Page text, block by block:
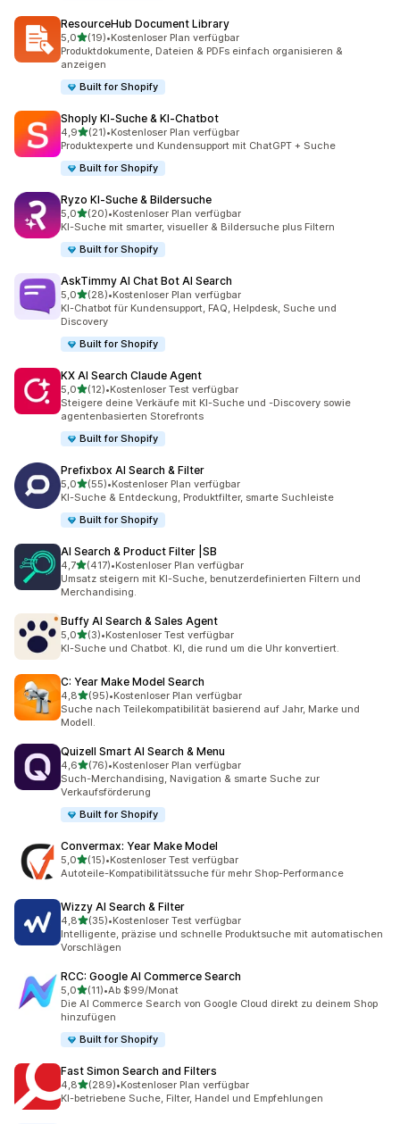
ResourceHub Document Library
5,0von 5 Sternen
(19)
19 Rezensionen insgesamt
•Kostenloser Plan verfügbar
Produktdokumente, Dateien & PDFs einfach organisieren &
anzeigen
Built for Shopify
Shoply KI‑Suche & KI‑Chatbot
4,9von 5 Sternen
(21)
21 Rezensionen insgesamt
•Kostenloser Plan verfügbar
Produktexperte und Kundensupport mit ChatGPT + Suche
Built for Shopify
Ryzo KI‑Suche & Bildersuche
5,0von 5 Sternen
(20)
20 Rezensionen insgesamt
•Kostenloser Plan verfügbar
KI-Suche mit smarter, visueller & Bildersuche plus Filtern
Built for Shopify
AskTimmy AI Chat Bot AI Search
5,0von 5 Sternen
(28)
28 Rezensionen insgesamt
•Kostenloser Plan verfügbar
KI-Chatbot für Kundensupport, FAQ, Helpdesk, Suche und
Discovery
Built for Shopify
KX AI Search Claude Agent
5,0von 5 Sternen
(12)
12 Rezensionen insgesamt
•Kostenloser Test verfügbar
Steigere deine Verkäufe mit KI-Suche und -Discovery sowie
agentenbasierten Storefronts
Built for Shopify
Prefixbox AI Search & Filter
5,0von 5 Sternen
(55)
55 Rezensionen insgesamt
•Kostenloser Plan verfügbar
KI-Suche & Entdeckung, Produktfilter, smarte Suchleiste
Built for Shopify
AI Search & Product Filter |SB
4,7von 5 Sternen
(417)
417 Rezensionen insgesamt
•Kostenloser Plan verfügbar
Umsatz steigern mit KI-Suche, benutzerdefinierten Filtern und
Merchandising.
Buffy AI Search & Sales Agent
5,0von 5 Sternen
(3)
3 Rezensionen insgesamt
•Kostenloser Test verfügbar
KI-Suche und Chatbot. KI, die rund um die Uhr konvertiert.
C: Year Make Model Search
4,8von 5 Sternen
(95)
95 Rezensionen insgesamt
•Kostenloser Plan verfügbar
Suche nach Teilekompatibilität basierend auf Jahr, Marke und
Modell.
Quizell Smart AI Search & Menu
4,6von 5 Sternen
(76)
76 Rezensionen insgesamt
•Kostenloser Plan verfügbar
Such-Merchandising, Navigation & smarte Suche zur
Verkaufsförderung
Built for Shopify
Convermax: Year Make Model
5,0von 5 Sternen
(15)
15 Rezensionen insgesamt
•Kostenloser Test verfügbar
Autoteile-Kompatibilitätssuche für mehr Shop-Performance
Wizzy AI Search & Filter
4,8von 5 Sternen
(35)
35 Rezensionen insgesamt
•Kostenloser Test verfügbar
Intelligente, präzise und schnelle Produktsuche mit automatischen
Vorschlägen
RCC: Google AI Commerce Search
5,0von 5 Sternen
(11)
11 Rezensionen insgesamt
•Ab $99/Monat
Die AI Commerce Search von Google Cloud direkt zu deinem Shop
hinzufügen
Built for Shopify
Fast Simon Search and Filters
4,8von 5 Sternen
(289)
289 Rezensionen insgesamt
•Kostenloser Plan verfügbar
KI-betriebene Suche, Filter, Handel und Empfehlungen